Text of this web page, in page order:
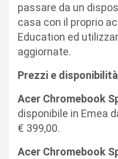
passare da un
casa con il proprio
Education ed
aggiornate.
Prezzi e disponibilità
Acer Chromebook
disponibile in Emea
€ 399,00.
Acer Chromebook